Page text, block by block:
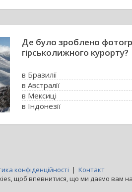
Де було зроблено
гірськолижного курорту?
в Бразилії
в Австралії
в Мексиці
в Індонезії
конфіденційності | Kонтакт
щоб впевнитися, що ми даємо вам